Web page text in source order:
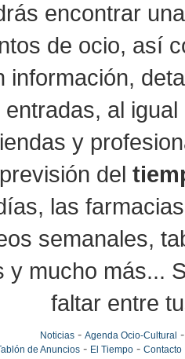
encontrar
de ocio, así
información,
entradas, al
y
del
las
semanales,
y mucho más...
faltar entre
Noticias -Agenda Ocio-Cultural
de Anuncios - El Tiempo -Contacto